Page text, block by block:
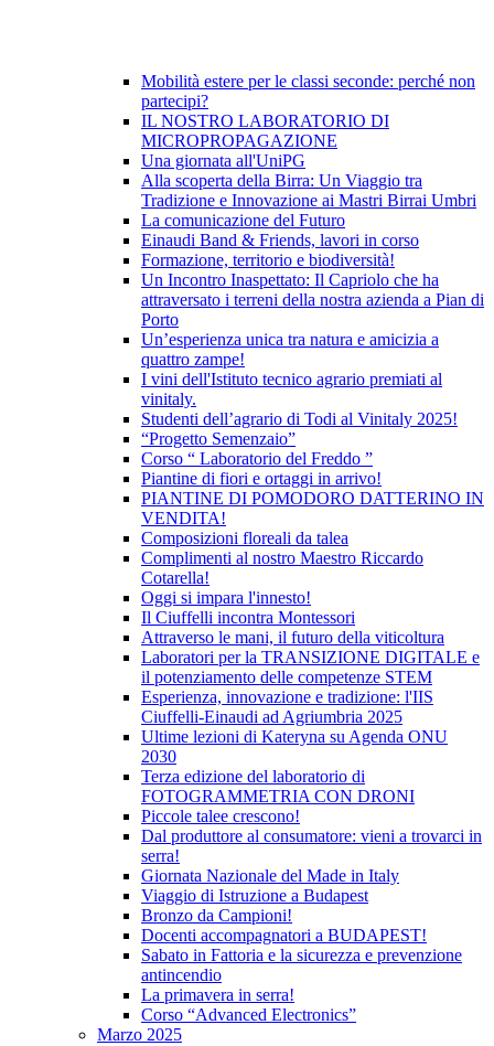
Mobilità estere per le classi seconde: perché non
partecipi?
IL NOSTRO LABORATORIO DI
MICROPROPAGAZIONE
Una giornata all'UniPG
Alla scoperta della Birra: Un Viaggio tra
Tradizione e Innovazione ai Mastri Birrai Umbri
La comunicazione del Futuro
Einaudi Band & Friends, lavori in corso
Formazione, territorio e biodiversità!
Un Incontro Inaspettato: Il Capriolo che ha
attraversato i terreni della nostra azienda a Pian di
Porto
Un’esperienza unica tra natura e amicizia a
quattro zampe!
I vini dell'Istituto tecnico agrario premiati al
vinitaly.
Studenti dell’agrario di Todi al Vinitaly 2025!
“Progetto Semenzaio”
Corso “ Laboratorio del Freddo ”
Piantine di fiori e ortaggi in arrivo!
PIANTINE DI POMODORO DATTERINO IN
VENDITA!
Composizioni floreali da talea
Complimenti al nostro Maestro Riccardo
Cotarella!
Oggi si impara l'innesto!
Il Ciuffelli incontra Montessori
Attraverso le mani, il futuro della viticoltura
Laboratori per la TRANSIZIONE DIGITALE e
il potenziamento delle competenze STEM
Esperienza, innovazione e tradizione: l'IIS
Ciuffelli-Einaudi ad Agriumbria 2025
Ultime lezioni di Kateryna su Agenda ONU
2030
Terza edizione del laboratorio di
FOTOGRAMMETRIA CON DRONI
Piccole talee crescono!
Dal produttore al consumatore: vieni a trovarci in
serra!
Giornata Nazionale del Made in Italy
Viaggio di Istruzione a Budapest
Bronzo da Campioni!
Docenti accompagnatori a BUDAPEST!
Sabato in Fattoria e la sicurezza e prevenzione
antincendio
La primavera in serra!
Corso “Advanced Electronics”
Marzo 2025